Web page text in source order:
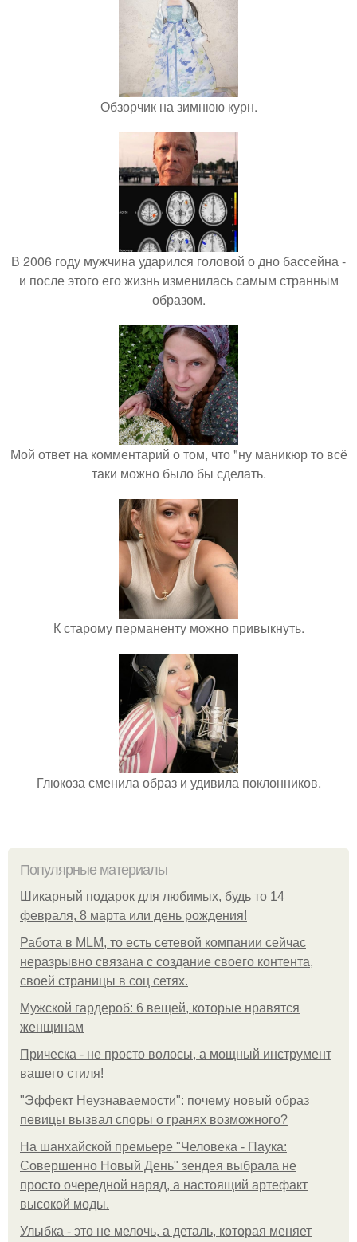
Обзорчик на зимнюю курн.
В 2006 году мужчина ударился головой о дно бассейна -
и после этого его жизнь изменилась самым странным
образом.
Мой ответ на комментарий о том, что "ну маникюр то всё
таки можно было бы сделать.
К старому перманенту можно привыкнуть.
Глюкоза сменила образ и удивила поклонников.
Популярные материалы
Шикарный подарок для любимых, будь то 14
февраля, 8 марта или день рождения!
Работа в MLM, то есть сетевой компании сейчас
неразрывно связана с создание своего контента,
своей страницы в соц сетях.
Мужской гардероб: 6 вещей, которые нравятся
женщинам
Прическа - не просто волосы, а мощный инструмент
вашего стиля!
"Эффект Неузнаваемости": почему новый образ
певицы вызвал споры о гранях возможного?
На шанхайской премьере "Человека - Паука:
Совершенно Новый День" зендея выбрала не
просто очередной наряд, а настоящий артефакт
высокой моды.
Улыбка - это не мелочь, а деталь, которая меняет